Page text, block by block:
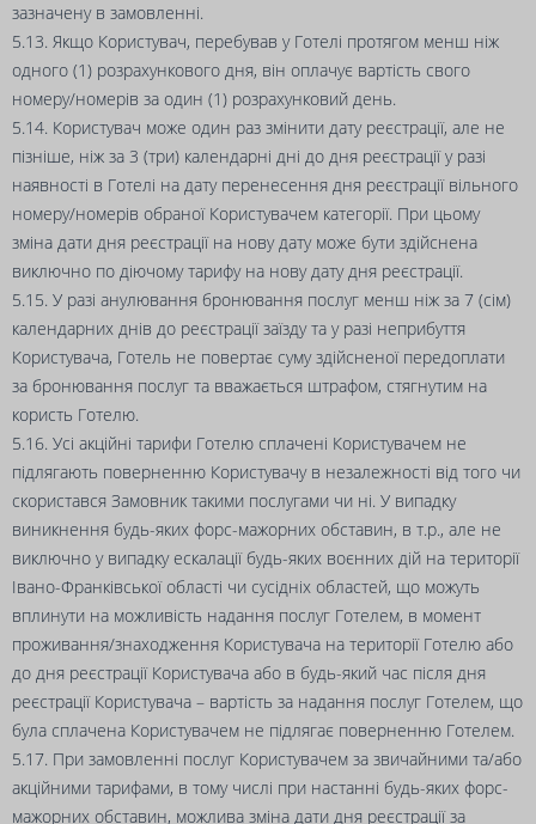
зазначену в замовленні.
5.13. Якщо Користувач, перебував у Готелі протягом менш ніж
одного (1) розрахункового дня, він оплачує вартість свого
номеру/номерів за один (1) розрахунковий день.
5.14. Користувач може один раз змінити дату реєстрації, але не
пізніше, ніж за 3 (три) календарні дні до дня реєстрації у разі
наявності в Готелі на дату перенесення дня реєстрації вільного
номеру/номерів обраної Користувачем категорії. При цьому
зміна дати дня реєстрації на нову дату може бути здійснена
виключно по діючому тарифу на нову дату дня реєстрації.
5.15. У разі анулювання бронювання послуг менш ніж за 7 (сім)
календарних днів до реєстрації заїзду та у разі неприбуття
Користувача, Готель не повертає суму здійсненої передоплати
за бронювання послуг та вважається штрафом, стягнутим на
користь Готелю.
5.16. Усі акційні тарифи Готелю сплачені Користувачем не
підлягають поверненню Користувачу в незалежності від того чи
скористався Замовник такими послугами чи ні. У випадку
виникнення будь-яких форс-мажорних обставин, в т.р., але не
виключно у випадку ескалації будь-яких воєнних дій на території
Івано-Франківської області чи сусідніх областей, що можуть
вплинути на можливість надання послуг Готелем, в момент
проживання/знаходження Користувача на території Готелю або
до дня реєстрації Користувача або в будь-який час після дня
реєстрації Користувача – вартість за надання послуг Готелем, що
була сплачена Користувачем не підлягає поверненню Готелем.
5.17. При замовленні послуг Користувачем за звичайними та/або
акційними тарифами, в тому числі при настанні будь-яких форс-
мажорних обставин, можлива зміна дати дня реєстрації за